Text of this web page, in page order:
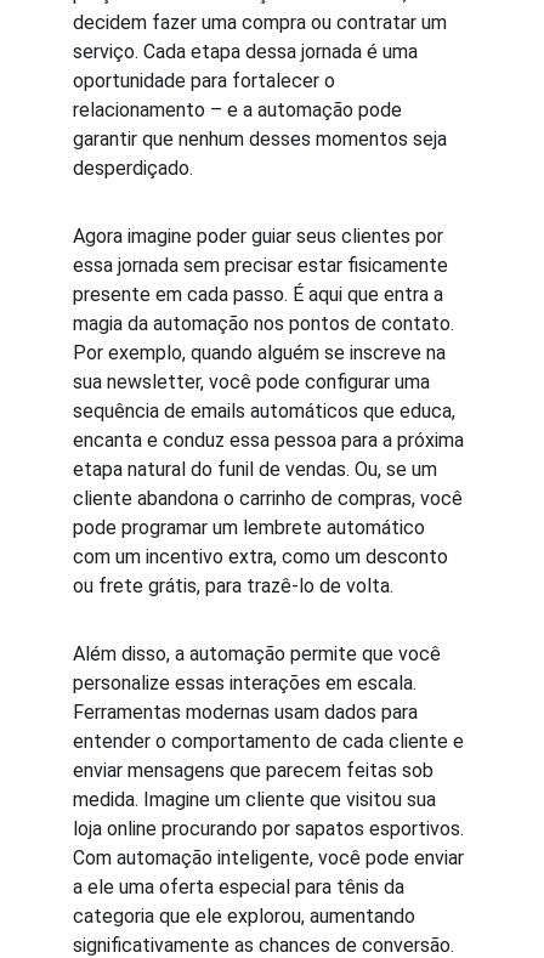
decidem fazer uma compra ou contratar um
serviço. Cada etapa dessa jornada é uma
oportunidade para fortalecer o
relacionamento – e a automação pode
garantir que nenhum desses momentos seja
desperdiçado.
Agora imagine poder guiar seus clientes por
essa jornada sem precisar estar fisicamente
presente em cada passo. É aqui que entra a
magia da automação nos pontos de contato.
Por exemplo, quando alguém se inscreve na
sua newsletter, você pode configurar uma
sequência de emails automáticos que educa,
encanta e conduz essa pessoa para a próxima
etapa natural do funil de vendas. Ou, se um
cliente abandona o carrinho de compras, você
pode programar um lembrete automático
com um incentivo extra, como um desconto
ou frete grátis, para trazê-lo de volta.
Além disso, a automação permite que você
personalize essas interações em escala.
Ferramentas modernas usam dados para
entender o comportamento de cada cliente e
enviar mensagens que parecem feitas sob
medida. Imagine um cliente que visitou sua
loja online procurando por sapatos esportivos.
Com automação inteligente, você pode enviar
a ele uma oferta especial para tênis da
categoria que ele explorou, aumentando
significativamente as chances de conversão.